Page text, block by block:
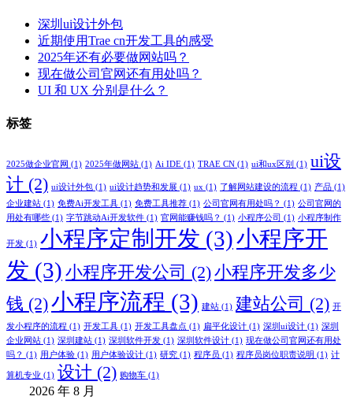
深圳ui设计外包
近期使用Trae cn开发工具的感受
2025年还有必要做网站吗？
现在做公司官网还有用处吗？
UI 和 UX 分别是什么？
标签
2025做企业官网 (1) 2025年做网站 (1) Ai IDE (1) TRAE CN (1) ui和ux区别 (1) ui设
计 (2) ui设计外包 (1) ui设计趋势和发展 (1) ux (1) 了解网站建设的流程 (1) 产品 (1)
企业建站 (1) 免费Ai开发工具 (1) 免费工具推荐 (1) 公司官网有用处吗？ (1) 公司官网的
用处有哪些 (1) 字节跳动Ai开发软件 (1) 官网能赚钱吗？ (1) 小程序公司 (1) 小程序制作
开发 (1) 小程序定制开发 (3)小程序开
发 (3) 小程序开发公司 (2)小程序开发多少
钱 (2)小程序流程 (3) 建站 (1) 建站公司 (2) 开
发小程序的流程 (1) 开发工具 (1) 开发工具盘点 (1) 扁平化设计 (1) 深圳ui设计 (1) 深圳
企业网站 (1) 深圳建站 (1) 深圳软件开发 (1) 深圳软件设计 (1) 现在做公司官网还有用处
吗？ (1) 用户体验 (1) 用户体验设计 (1) 研究 (1) 程序员 (1) 程序员岗位职责说明 (1) 计
算机专业 (1) 设计 (2) 购物车 (1)
2026 年 8 月